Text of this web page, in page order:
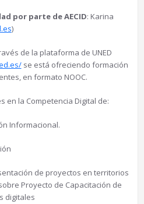
por parte de AECID: Karina
)
de la plataforma de UNED
se está ofreciendo formación
en formato NOOC.
en la Competencia Digital de:
Informacional.
de proyectos en territorios
Proyecto de Capacitación de
digitales